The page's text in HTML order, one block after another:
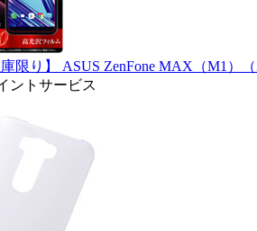
庫限り】 ASUS ZenFone MAX（M1）
ントサービス